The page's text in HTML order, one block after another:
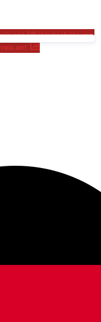
an!
Wertschätzung
an!